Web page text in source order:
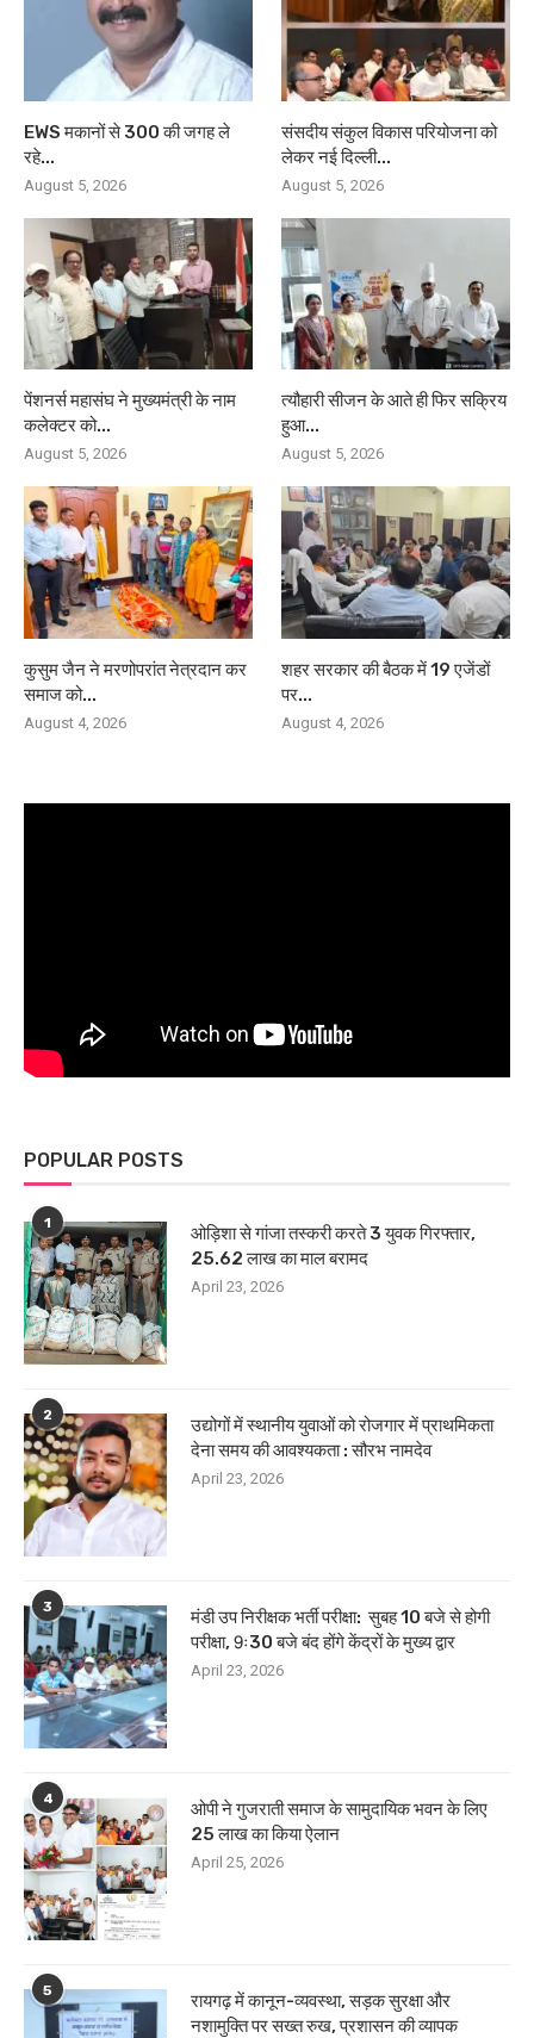
EWS मकानों से 300 की जगह ले
रहे...
August 5, 2026
संसदीय संकुल विकास परियोजना को
लेकर नई दिल्ली...
August 5, 2026
पेंशनर्स महासंघ ने मुख्यमंत्री के नाम
कलेक्टर को...
August 5, 2026
त्यौहारी सीजन के आते ही फिर सक्रिय
हुआ...
August 5, 2026
कुसुम जैन ने मरणोपरांत नेत्रदान कर
समाज को...
August 4, 2026
शहर सरकार की बैठक में 19 एजेंडों
पर...
August 4, 2026
POPULAR POSTS
1
ओड़िशा से गांजा तस्करी करते 3 युवक गिरफ्तार,
25.62 लाख का माल बरामद
April 23, 2026
2
उद्योगों में स्थानीय युवाओं को रोजगार में प्राथमिकता
देना समय की आवश्यकता : सौरभ नामदेव
April 23, 2026
3
मंडी उप निरीक्षक भर्ती परीक्षा: सुबह 10 बजे से होगी
परीक्षा, 9ः30 बजे बंद होंगे केंद्रों के मुख्य द्वार
April 23, 2026
4
ओपी ने गुजराती समाज के सामुदायिक भवन के लिए
25 लाख का किया ऐलान
April 25, 2026
5
रायगढ़ में कानून-व्यवस्था, सड़क सुरक्षा और
नशामुक्ति पर सख्त रुख, प्रशासन की व्यापक